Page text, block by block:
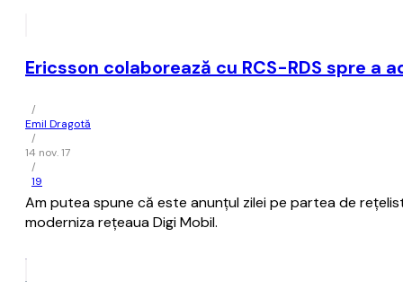
Ericsson colaborează cu RCS-RDS spre a
/
Emil Dragotă
/
14 nov. 17
/
19
Am putea spune că este anunțul zilei pe partea de
moderniza rețeaua Digi Mobil.